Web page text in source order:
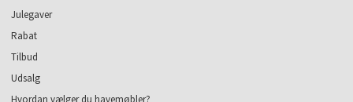
Julegaver
Rabat
Tilbud
Udsalg